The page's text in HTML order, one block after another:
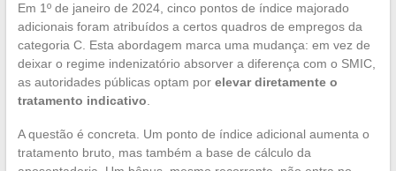
Em 1º de janeiro de 2024, cinco pontos de índice majorado
adicionais foram atribuídos a certos quadros de empregos da
categoria C. Esta abordagem marca uma mudança: em vez de
deixar o regime indenizatório absorver a diferença com o SMIC,
as autoridades públicas optam por elevar diretamente o
tratamento indicativo
A questão é concreta. Um ponto de índice adicional aumenta o
tratamento bruto, mas também a base de cálculo da